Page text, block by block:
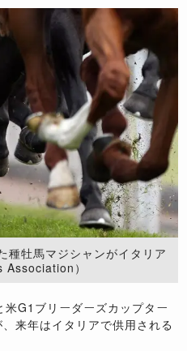
種牡馬マジシャンがイタリア
）
G1ブリーダーズカップター
来年はイタリアで供用される